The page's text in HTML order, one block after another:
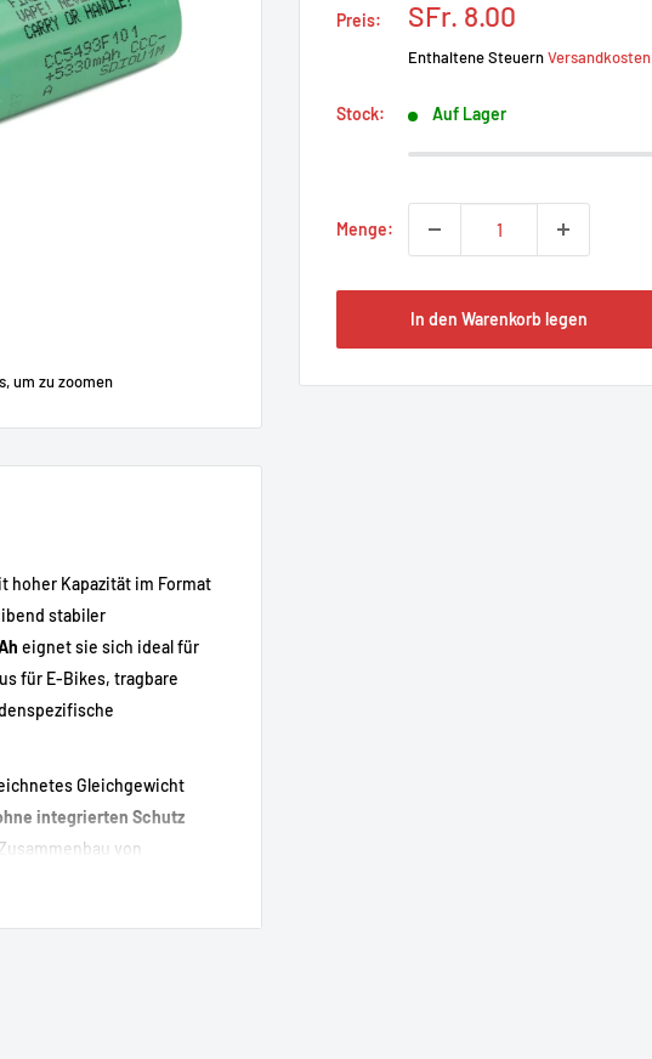
um zu zoomen
Preis:
Prix
SFr. 8.00
Enthaltene SteuernVersandkosten
Stock: Auf Lager
Menge:
In den Warenkorb legen
Kapazität im Format
stabiler
eignet sie sich ideal für
für E-Bikes, tragbare
Gleichgewicht
integrierten Schutz
von